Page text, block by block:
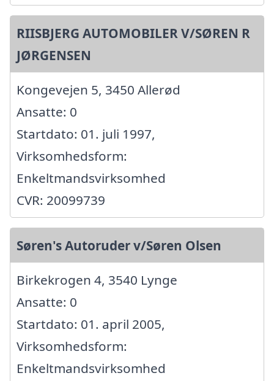
RIISBJERG AUTOMOBILER V/SØREN R
JØRGENSEN
Kongevejen 5, 3450 Allerød
Ansatte: 0
Startdato: 01. juli 1997,
Virksomhedsform:
Enkeltmandsvirksomhed
CVR: 20099739
Søren's Autoruder v/Søren Olsen
Birkekrogen 4, 3540 Lynge
Ansatte: 0
Startdato: 01. april 2005,
Virksomhedsform:
Enkeltmandsvirksomhed